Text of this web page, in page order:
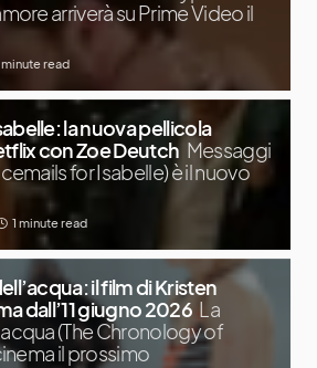
arriverà su Prime Video il
minute read
la nuova pellicola
con Zoe Deutch Messaggi
for Isabelle) è il nuovo
1 minute read
il film di Kristen
dall’11 giugno 2026 La
(The Chronology of
il prossimo